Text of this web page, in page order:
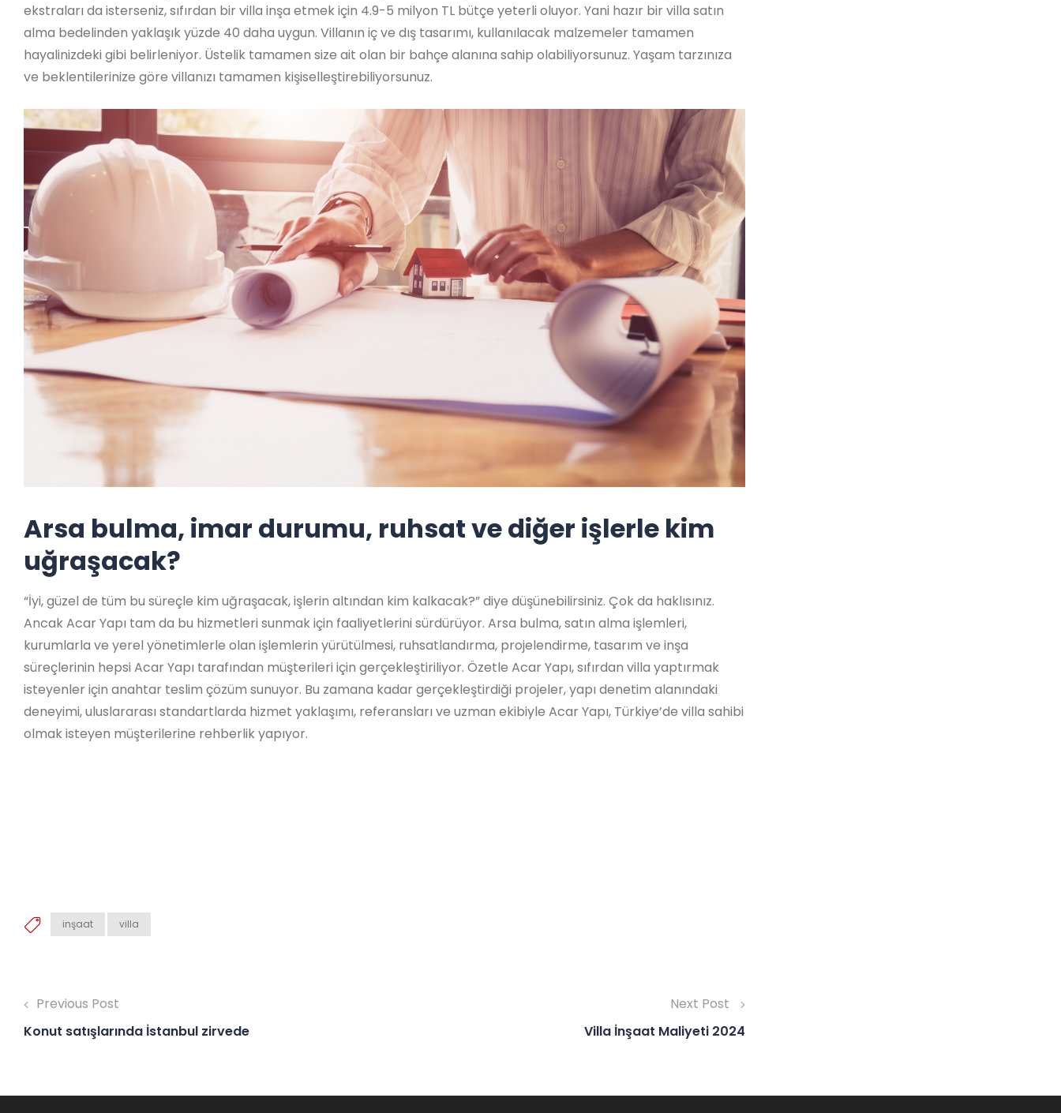
ekstraları da isterseniz, sıfırdan bir villa inşa etmek için 4.9-5 milyon TL bütçe yeterli oluyor. Yani hazır bir villa satın
alma bedelinden yaklaşık yüzde 40 daha uygun. Villanın iç ve dış tasarımı, kullanılacak malzemeler tamamen
hayalinizdeki gibi belirleniyor. Üstelik tamamen size ait olan bir bahçe alanına sahip olabiliyorsunuz. Yaşam tarzınıza
ve beklentilerinize göre villanızı tamamen kişiselleştirebiliyorsunuz.
Arsa bulma, imar durumu, ruhsat ve diğer işlerle kim
uğraşacak?
“İyi, güzel de tüm bu süreçle kim uğraşacak, işlerin altından kim kalkacak?” diye düşünebilirsiniz. Çok da haklısınız.
Ancak Acar Yapı tam da bu hizmetleri sunmak için faaliyetlerini sürdürüyor. Arsa bulma, satın alma işlemleri,
kurumlarla ve yerel yönetimlerle olan işlemlerin yürütülmesi, ruhsatlandırma, projelendirme, tasarım ve inşa
süreçlerinin hepsi Acar Yapı tarafından müşterileri için gerçekleştiriliyor. Özetle Acar Yapı, sıfırdan villa yaptırmak
isteyenler için anahtar teslim çözüm sunuyor. Bu zamana kadar gerçekleştirdiği projeler, yapı denetim alanındaki
deneyimi, uluslararası standartlarda hizmet yaklaşımı, referansları ve uzman ekibiyle Acar Yapı, Türkiye’de villa sahibi
olmak isteyen müşterilerine rehberlik yapıyor.
inşaat villa
Previous Post
Konut satışlarında İstanbul zirvede
Next Post
Villa İnşaat Maliyeti 2024